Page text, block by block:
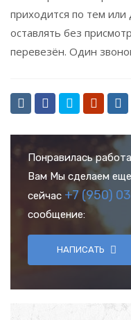
приходится по тем или
оставлять без
перевезён. Один
Понравилась
Вам Мы сделаем
сейчас +7 (950)
сообщение:
НАПИСАТЬ